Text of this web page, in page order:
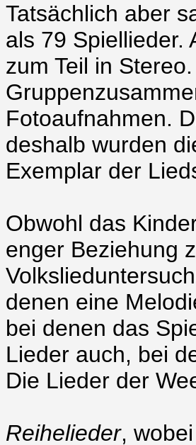
Tatsächlich aber
als 79 Spiellieder.
zum Teil in
Fotoaufnahmen.
deshalb wurden
Exemplar der
Obwohl das
enger Beziehung
denen eine
bei denen das
Lieder auch, bei
Die Lieder der
Reihelieder,